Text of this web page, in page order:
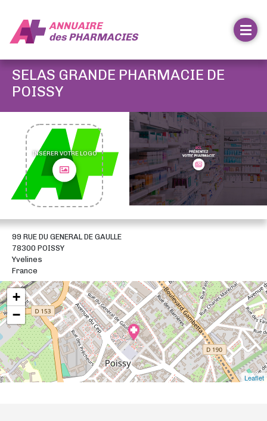
ANNUAIRE
desPHARMACIES
SELAS GRANDE PHARMACIE DE
POISSY
INSÉRER VOTRE LOGO
99 RUE DU GENERAL DE GAULLE
78300 POISSY
Yvelines
France
+
−
Leaflet